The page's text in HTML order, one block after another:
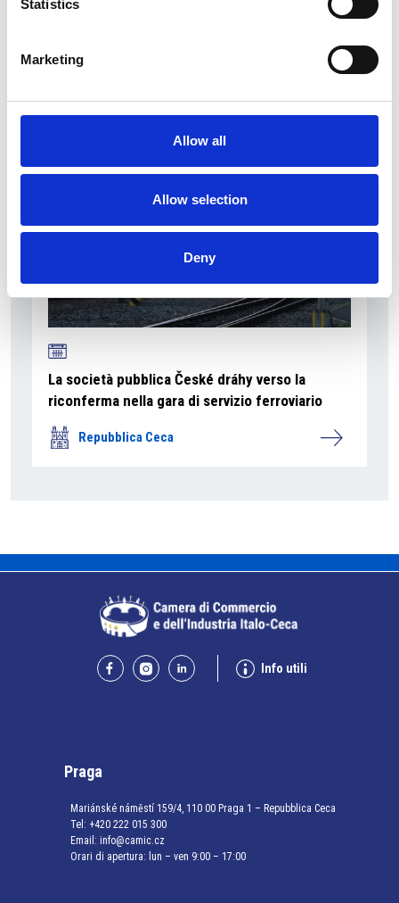
Statistics
Marketing
Allow all
Allow selection
Deny
La Škoda avvia la produzione del suo SUV Peaq
Repubblica Ceca
La società pubblica České dráhy verso la
riconferma nella gara di servizio ferroviario
Repubblica Ceca
Info utili
Praga
Mariánské náměstí 159/4, 110 00 Praga 1 – Repubblica Ceca
Tel: +420 222 015 300
Email: info@camic.cz
Orari di apertura: lun – ven 9:00 – 17:00